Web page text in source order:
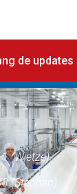
de updates
(Wietze)
(Stephan)